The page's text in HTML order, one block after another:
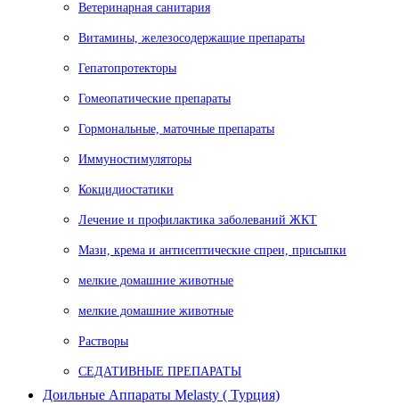
Ветеринарная санитария
Витамины, железосодержащие препараты
Гепатопротекторы
Гомеопатические препараты
Гормональные, маточные препараты
Иммуностимуляторы
Кокцидиостатики
Лечение и профилактика заболеваний ЖКТ
Мази, крема и антисептические спреи, присыпки
мелкие домашние животные
мелкие домашние животные
Растворы
СЕДАТИВНЫЕ ПРЕПАРАТЫ
Доильные Аппараты Melasty ( Турция)